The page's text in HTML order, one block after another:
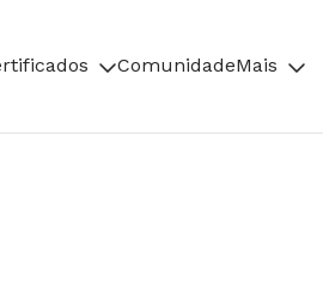
ComunidadeMais